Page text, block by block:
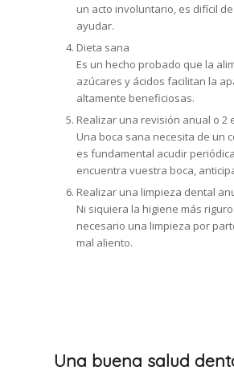
un acto involuntario, es difícil
ayudar.
Dieta sana
Es un hecho probado que la
azúcares y ácidos facilitan la
altamente beneficiosas.
Realizar una revisión anual o 2
Una boca sana necesita de un
es fundamental acudir
encuentra vuestra boca,
Realizar una limpieza dental
Ni siquiera la higiene más
necesario una limpieza por
mal aliento.
Una buena salud